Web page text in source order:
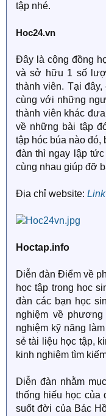
tập nhé.
Hoc24.vn
Đây là cộng đồng
và sở hữu 1 số
thành viên. Tại
cùng với những
thành viên khác
về những bài tập
tập hóc búa nào đó,
đàn thì ngay lập
cùng nhau giúp đỡ
Địa chỉ website: Link
Hoctap.info
Diễn đàn Điểm về
học tập trong học
đàn các bạn học
nghiệm về
nghiệm kỹ năng
sẻ tài liệu học tập,
kinh nghiệm tìm
Diễn đàn nhằm
thống hiếu học của
suốt đời của Bác